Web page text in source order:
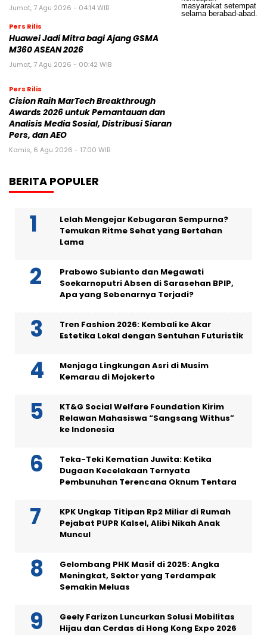
Jumat, 7 Agu 2026 - 04:14 WIB
Pers Rilis
Huawei Jadi Mitra bagi Ajang GSMA
M360 ASEAN 2026
Jumat, 7 Agu 2026 - 00:42 WIB
Pers Rilis
Cision Raih MarTech Breakthrough
Awards 2026 untuk Pemantauan dan
Analisis Media Sosial, Distribusi Siaran
Pers, dan AEO
Kamis, 6 Agu 2026 - 17:00 WIB
BERITA POPULER
Lelah Mengejar Kebugaran Sempurna?
Temukan Ritme Sehat yang Bertahan
Lama
Prabowo Subianto dan Megawati
Soekarnoputri Absen di Sarasehan BPIP,
Apa yang Sebenarnya Terjadi?
Tren Fashion 2026: Kembali ke Akar
Estetika Lokal dengan Sentuhan Futuristik
Menjaga Lingkungan Asri di Musim
Kemarau di Mojokerto
KT&G Social Welfare Foundation Kirim
Relawan Mahasiswa “Sangsang Withus”
ke Indonesia
Teka-Teki Kematian Juwita: Ketika
Dugaan Kecelakaan Ternyata
Pembunuhan Terencana Oknum Tentara
KPK Ungkap Titipan Rp2 Miliar di Rumah
Pejabat PUPR Kalsel, Alibi Nikah Anak
Muncul
Gelombang PHK Masif di 2025: Angka
Meningkat, Sektor yang Terdampak
Semakin Meluas
Geely Farizon Luncurkan Solusi Mobilitas
Hijau dan Cerdas di Hong Kong Expo 2026